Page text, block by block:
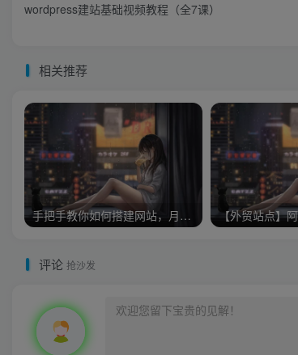
wordpress建站基础视频教程（全7课）
相关推荐
手把手教你如何搭建网站，月收入5000全套教程实战教程（附带插件）
评论 抢沙发